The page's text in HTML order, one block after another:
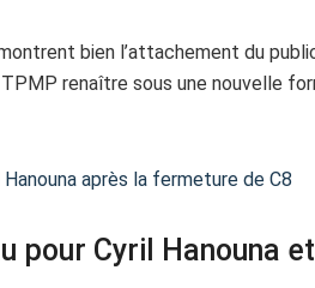
bien l’attachement du
renaître sous une nouvelle
après la fermeture de C8
pour Cyril Hanouna